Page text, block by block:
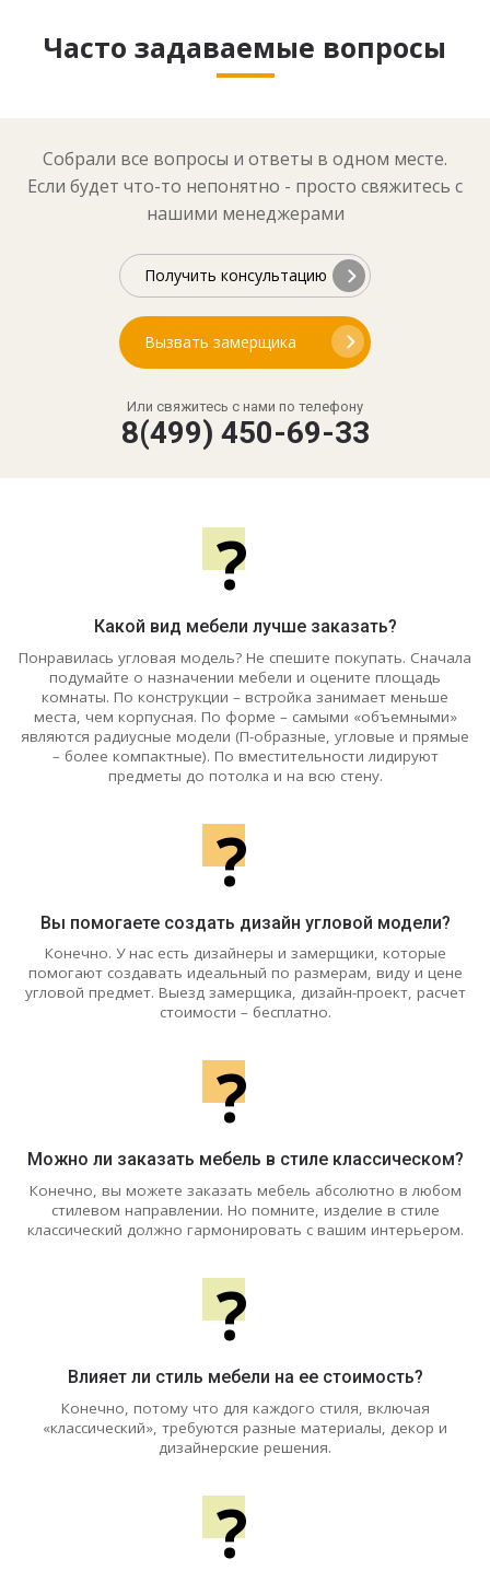
Часто задаваемые вопросы
Собрали все вопросы и ответы в одном месте.
Если будет что-то непонятно - просто свяжитесь с
нашими менеджерами
Получить консультацию
Вызвать замерщика
Или свяжитесь с нами по телефону
8(499) 450-69-33
?
Какой вид мебели лучше заказать?
Понравилась угловая модель? Не спешите покупать. Сначала
подумайте о назначении мебели и оцените площадь
комнаты. По конструкции – встройка занимает меньше
места, чем корпусная. По форме – самыми «объемными»
являются радиусные модели (П-образные, угловые и прямые
– более компактные). По вместительности лидируют
предметы до потолка и на всю стену.
?
Вы помогаете создать дизайн угловой модели?
Конечно. У нас есть дизайнеры и замерщики, которые
помогают создавать идеальный по размерам, виду и цене
угловой предмет. Выезд замерщика, дизайн-проект, расчет
стоимости – бесплатно.
?
Можно ли заказать мебель в стиле классическом?
Конечно, вы можете заказать мебель абсолютно в любом
стилевом направлении. Но помните, изделие в стиле
классический должно гармонировать с вашим интерьером.
?
Влияет ли стиль мебели на ее стоимость?
Конечно, потому что для каждого стиля, включая
«классический», требуются разные материалы, декор и
дизайнерские решения.
?